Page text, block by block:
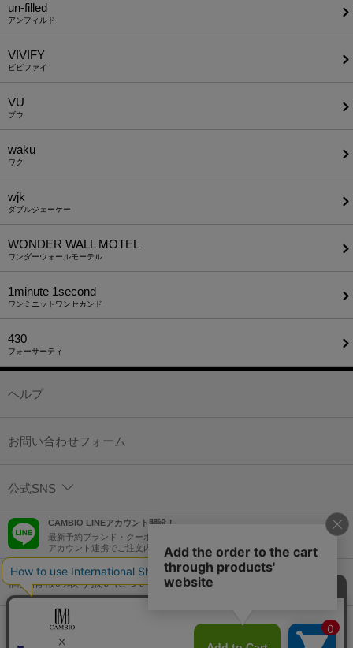
un-filled
アンフィルド
VIVIFY
ビビファイ
VU
ブウ
waku
ワク
wjk
ダブルジェーケー
WONDER WALL MOTEL
ワンダーウォールモーテル
1minute​ 1second
ワンミニットワンセカンド
430
フォーサーティ
ヘルプ
お問い合わせフォーム
公式SNS
CAMBIO LINEアカウント開設！
最新予約ブランド・クーポン情報などを配信！
アカウント連携でご注文内容をLINEでも確認可能！
個人情報の取り扱いについて
特定商取引法に基づく表示